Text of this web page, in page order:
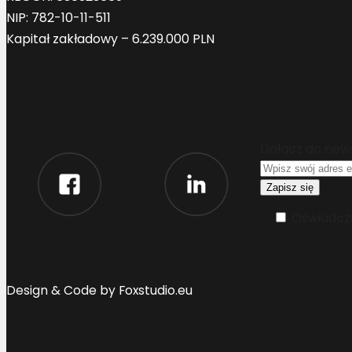
NIP: 782-10-11-511
Kapitał zakładowy – 6.239.000 PLN
Design & Code by Foxstudio.eu